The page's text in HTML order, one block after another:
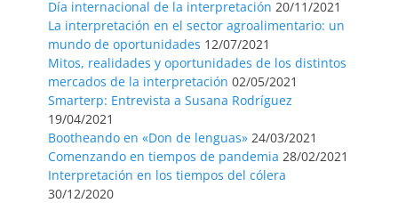
Día internacional de la interpretación 20/11/2021
La interpretación en el sector agroalimentario: un
mundo de oportunidades 12/07/2021
Mitos, realidades y oportunidades de los distintos
mercados de la interpretación 02/05/2021
Smarterp: Entrevista a Susana Rodríguez
19/04/2021
Bootheando en «Don de lenguas» 24/03/2021
Comenzando en tiempos de pandemia 28/02/2021
Interpretación en los tiempos del cólera
30/12/2020